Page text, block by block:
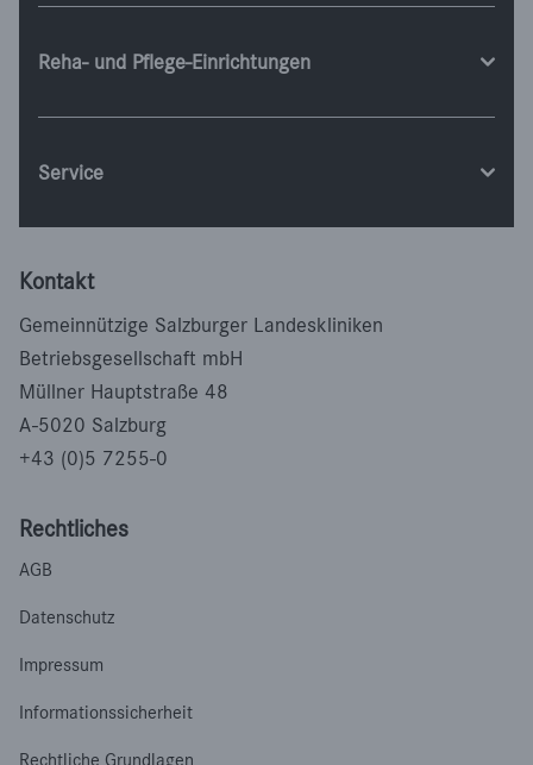
Reha- und Pflege-Einrichtungen
Service
Kontakt
Gemeinnützige Salzburger Landeskliniken
Betriebsgesellschaft mbH
Müllner Hauptstraße 48
A-5020 Salzburg
+43 (0)5 7255-0
Rechtliches
AGB
Datenschutz
Impressum
Informationssicherheit
Rechtliche Grundlagen